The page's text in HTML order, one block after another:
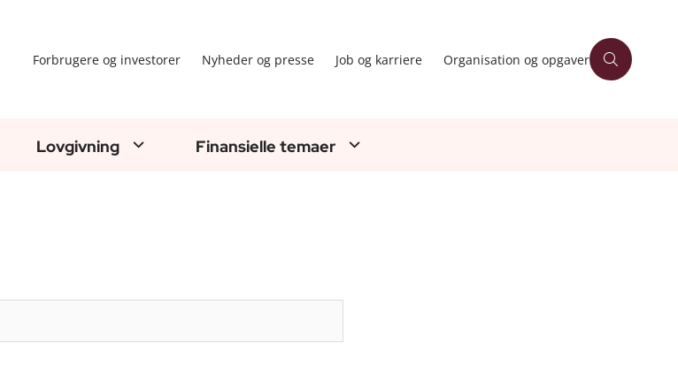
Forbrugere og investorer Nyheder og presse Job og karriere Organisation og opgaver
Lovgivning Finansielle temaer